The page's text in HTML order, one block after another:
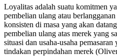
Loyalitas adalah suatu komitmen
pembelian ulang atau
konsisten di masa yang akan
pembelian ulang atas merek yang
situasi dan usaha-usaha
tindakan perpindahan merek